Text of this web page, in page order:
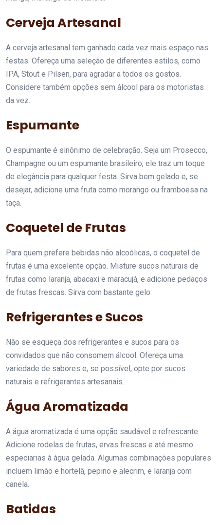
Cerveja Artesanal
A cerveja artesanal tem ganhado cada vez mais espaço nas
festas. Ofereça uma seleção de diferentes estilos, como
IPA, Stout e Pilsen, para agradar a todos os gostos.
Considere também opções sem álcool para os motoristas
da vez.
Espumante
O espumante é sinônimo de celebração. Seja um Prosecco,
Champagne ou um espumante brasileiro, ele traz um toque
de elegância para qualquer festa. Sirva bem gelado e, se
desejar, adicione uma fruta como morango ou framboesa na
taça.
Coquetel de Frutas
Para quem prefere bebidas não alcoólicas, o coquetel de
frutas é uma excelente opção. Misture sucos naturais de
frutas como laranja, abacaxi e maracujá, e adicione pedaços
de frutas frescas. Sirva com bastante gelo.
Refrigerantes e Sucos
Não se esqueça dos refrigerantes e sucos para os
convidados que não consomem álcool. Ofereça uma
variedade de sabores e, se possível, opte por sucos
naturais e refrigerantes artesanais.
Água Aromatizada
A água aromatizada é uma opção saudável e refrescante.
Adicione rodelas de frutas, ervas frescas e até mesmo
especiarias à água gelada. Algumas combinações populares
incluem limão e hortelã, pepino e alecrim, e laranja com
canela.
Batidas